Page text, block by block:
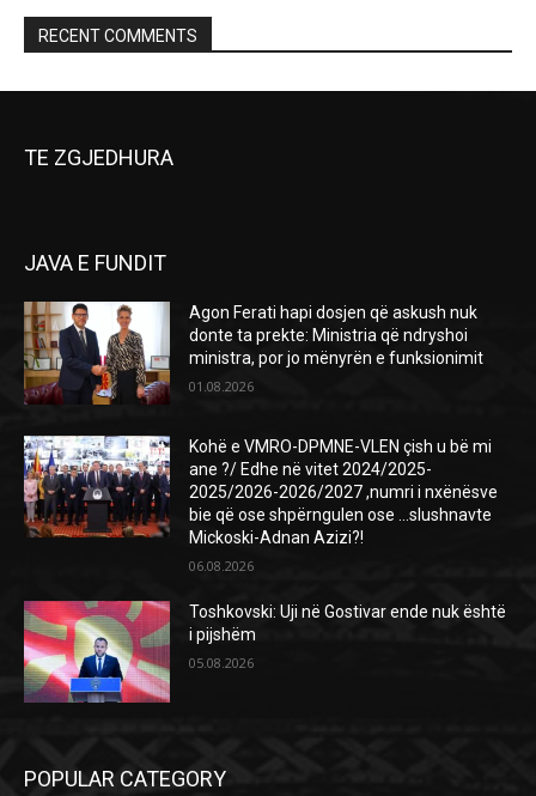
RECENT COMMENTS
TE ZGJEDHURA
JAVA E FUNDIT
Agon Ferati hapi dosjen që askush nuk
donte ta prekte: Ministria që ndryshoi
ministra, por jo mënyrën e funksionimit
01.08.2026
Kohë e VMRO-DPMNE-VLEN çish u bë mi
ane ?/ Edhe në vitet 2024/2025-
2025/2026-2026/2027 ,numri i nxënësve
bie që ose shpërngulen ose …slushnavte
Mickoski-Adnan Azizi?!
06.08.2026
Toshkovski: Uji në Gostivar ende nuk është
i pijshëm
05.08.2026
POPULAR CATEGORY